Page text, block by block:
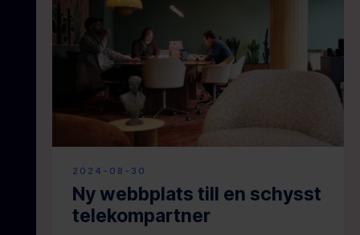
2024-08-30
Ny webbplats till en schysst
telekompartner